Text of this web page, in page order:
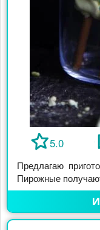
5.0
Предлагаю
Пирожные